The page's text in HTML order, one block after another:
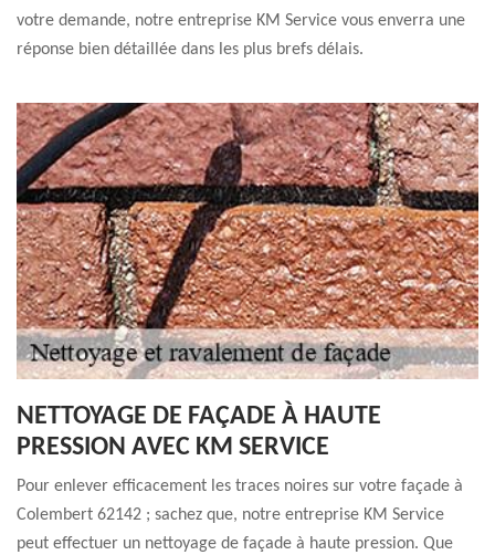
votre demande, notre entreprise KM Service vous enverra une
réponse bien détaillée dans les plus brefs délais.
NETTOYAGE DE FAÇADE À HAUTE
PRESSION AVEC KM SERVICE
Pour enlever efficacement les traces noires sur votre façade à
Colembert 62142 ; sachez que, notre entreprise KM Service
peut effectuer un nettoyage de façade à haute pression. Que